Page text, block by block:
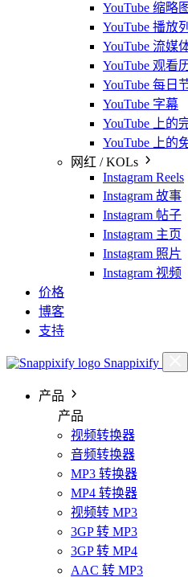
YouTube 缩略图
YouTube 播放
YouTube 流媒
YouTube 观看
YouTube 每日
YouTube 字幕
YouTube 上的
YouTube 上的
网红 / KOLs
Instagram Reels
Instagram 故事
Instagram 帖子
Instagram 主页
Instagram 照片
Instagram 视频
价格
博客
支持
Snappixify
产品
产品
视频转换器
音频转换器
MP3 转换器
MP4 转换器
视频转 MP3
3GP 转 MP3
3GP 转 MP4
AAC 转 MP3